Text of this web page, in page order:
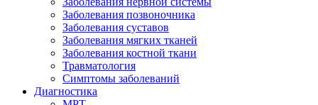
Заболевания позвоночника
Заболевания суставов
Заболевания мягких тканей
Заболевания костной ткани
Травматология
Симптомы заболеваний
Диагностика